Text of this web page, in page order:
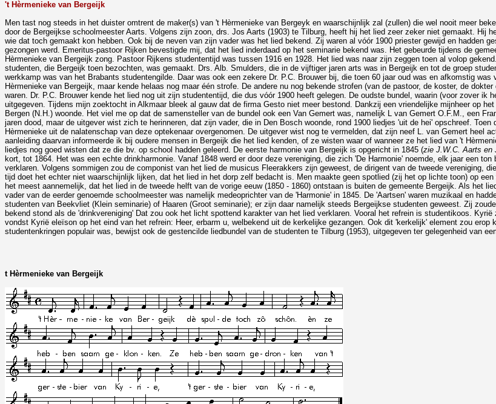
't Hèrmenieke van Bergeijk
Men tast nog steeds in het duister omtrent de maker(s) van 't Hèrmenieke van Bergeyk en waarschijnlijk zal (zullen) die wel nooit meer
door de Bergeijkse schoolmeester Aarts. Volgens zijn zoon, drs. Jos Aarts (1903) te Tilburg, heeft hij het lied zeer zeker niet gemaakt. Hij
wie dat toch gemaakt kon hebben. Ook bij de neven van zijn vader was het lied bekend. Zij waren al vóór 1900 priester gewijd en hadden
gezongen werd. Emeritus-pastoor Rijken bevestigde mij, dat het lied inderdaad op het seminarie bekend was. Het gebeurde tijdens de
Hèrmenieke van Bergeijk zong. Pastoor Rijkens studententijd was tussen 1916 en 1928. Het lied was naar zijn zeggen toen al volop
studenten, die Bergeijk toen bezochten, was gemaakt. Drs. Alb. Smulders, die in de vijftiger jaren arts was in Bergeijk en tot de groep
werkkamp was van het Brabants studentengilde. Daar was ook een zekere Dr. P.C. Brouwer bij, die toen 60 jaar oud was en afkomstig
Hèrmenieke van Bergeijk, maar kende helaas nog maar één strofe. De andere nu nog bekende strofen (van de pastoor, de koster, de
waren. Dr. P.C. Brouwer kende het lied nog uit zijn studententijd, die dus vóór 1900 heeft gelegen. De oudste bundel, waarin (voor zover
uitgegeven. Tijdens mijn zoektocht in Alkmaar bleek al gauw dat de firma Gesto niet meer bestond. Dankzij een vriendelijke mijnheer op
Bergen (N.H.) woonde. Het viel me op dat de samensteller van de bundel ook een Van Gemert was, namelijk L van Gemert O.F.M., een
jaren dood, maar de uitgever wist zich te herinneren, dat zijn vader, die in Den Bosch woonde, rond 1900 liedjes 'uit de hei' opschreef.
Hèrmenieke uit de nalatenschap van deze optekenaar overgenomen. De uitgever wist nog te vermelden, dat zijn neef L. van Gemert heel
aanleiding daarvan informeerde ik bij oudere mensen in Bergeijk die het lied kenden, of ze wisten waar of wanneer ze het lied van 't
liedjes nog goed wisten dat ze die bv. op school hadden geleerd. De eerste harmonie van Bergeijk is opgericht in 1845 (zie J.W.C. Aarts en
kort, tot 1864. Het was een echte drinkharmonie. Vanaf 1848 werd er door deze vereniging, die zich 'De Harmonie' noemde, elk jaar een
verklaren. Volgens sommigen zou de componist van het lied de musicus Fleerakkers zijn geweest, de dirigent van de tweede vereniging,
tijd doet het echter niet waarschijnlijk lijken, dat het lied in het dorp zelf bedacht is. Men maakte geen spotlied (zij het op lichte toon) op
het meest aannemelijk, dat het lied in de tweede helft van de vorige eeuw (1850 - 1860) ontstaan is buiten de gemeente Bergeijk. Als het
vader van de eerder genoemde schoolmeester was namelijk medeoprichter van de 'Harmonie' in 1845. De 'Aartsen' waren muzikaal en
studenten van Beekvliet (Klein seminarie) of Haaren (Groot seminarie); er zijn daar namelijk steeds Bergeijkse studenten geweest. Zij
bekend stond als de 'drinkvereniging' Dat zou ook het licht spottend karakter van het lied verklaren. Vooral het refrein is studentikoos.
vondst Kyrië eleïson op het eind van het refrein: Heer, erbarm u, welbekend uit de kerkelijke gezangen. Ook dit 'kerkelijk' element zou
studentenkringen populair was, bewijst ook de gestencilde liedbundel van de studenten te Tilburg (1953), uitgegeven ter gelegenheid van
t Hèrmenieke van Bergeijk